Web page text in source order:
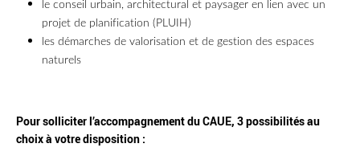
le conseil urbain, architectural et paysager en lien avec un
projet de planification (PLUIH)
les démarches de valorisation et de gestion des espaces
naturels
Pour solliciter l’accompagnement du CAUE, 3 possibilités au
choix à votre disposition :